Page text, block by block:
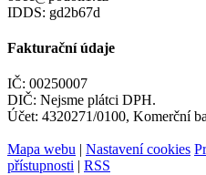
IDDS: gd2b67d
Fakturační údaje
IČ: 00250007
DIČ: Nejsme plátci DPH.
Účet: 4320271/0100, Komerční
Mapa webu | Nastavení cookies
přístupnosti | RSS